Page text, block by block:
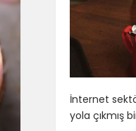
İnternet
yola çıkmış